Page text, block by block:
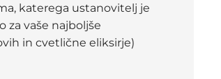
katerega ustanovitelj je
za vaše najboljše
in cvetlične eliksirje)